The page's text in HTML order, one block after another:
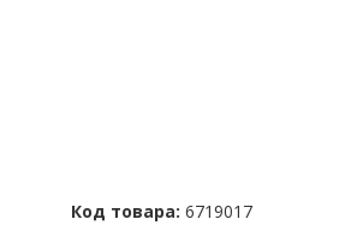
Код товара: 6719017